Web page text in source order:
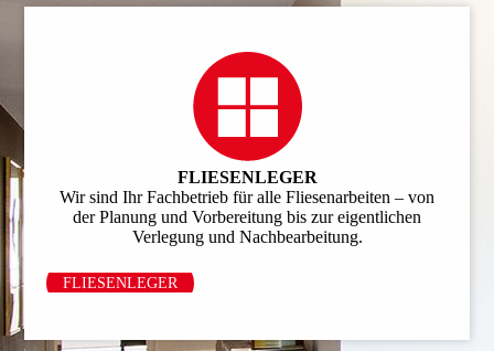
FLIESEN­LEGER
Wir sind Ihr Fachbetrieb für alle Fliesen­arbeiten – von
der Planung und Vorbe­reitung bis zur eigentlichen
Verlegung und Nach­bear­bei­tung.
FLIESENLEGER